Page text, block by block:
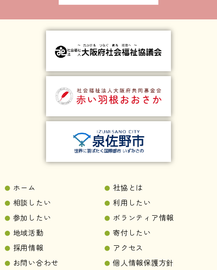
ホーム
社協とは
相談したい
利用したい
参加したい
ボランティア情報
地域活動
寄付したい
採用情報
アクセス
お問い合わせ
個人情報保護方針